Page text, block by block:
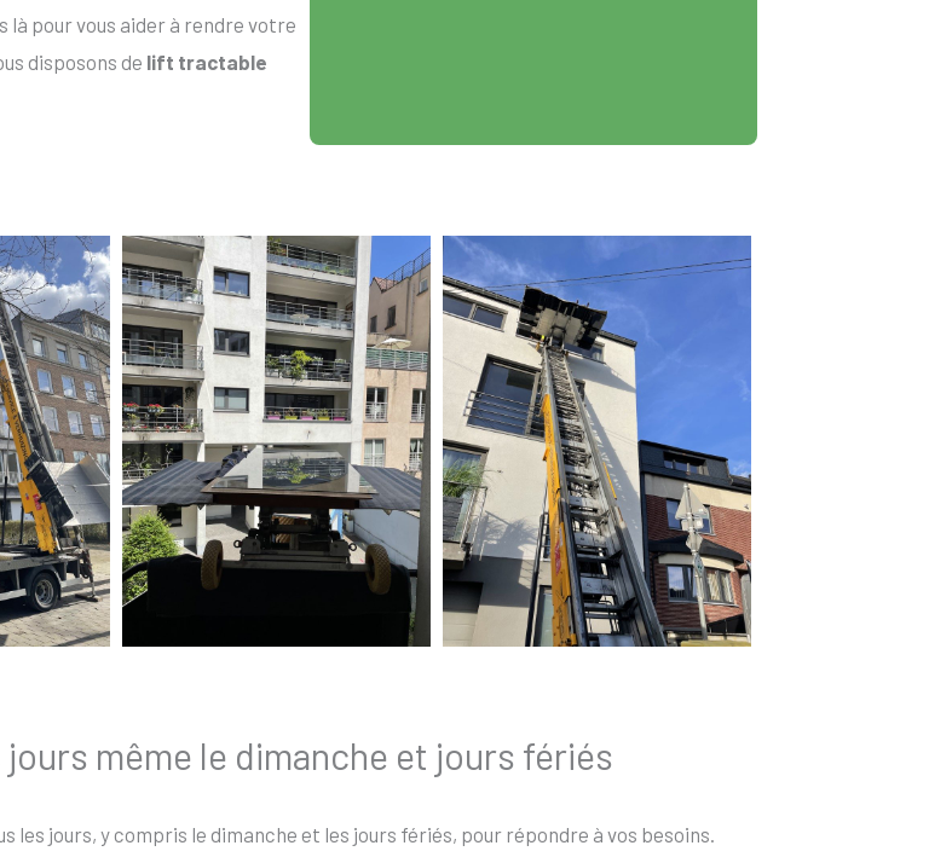
là pour vous aider à rendre votre
disposons de lift tractable
même le dimanche et jours fériés
jours, y compris le dimanche et les jours fériés, pour répondre à vos besoins.